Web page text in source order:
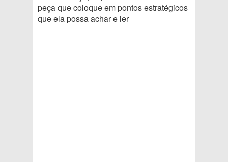
peça que coloque em pontos estratégicos
que ela possa achar e ler